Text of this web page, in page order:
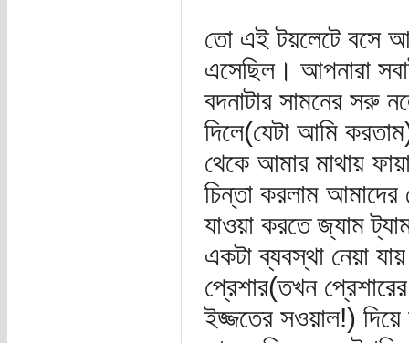
তো এই টয়লেটে বসে
এসেছিল। আপনারা
বদনাটার সামনের সরু
দিলে(যেটা আমি
থেকে আমার মাথায়
চিন্তা করলাম আমাদের
যাওয়া করতে জ্যাম
একটা ব্যবস্থা নেয়া
প্রেশার(তখন
ইজ্জতের সওয়াল!)